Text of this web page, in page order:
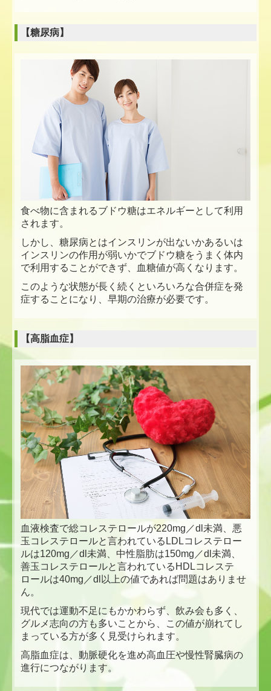
【糖尿病】
食べ物に含まれるブドウ糖はエネルギーとして利用
されます。
しかし、糖尿病とはインスリンが出ないかあるいは
インスリンの作用が弱いかでブドウ糖をうまく体内
で利用することができず、血糖値が高くなります。
このような状態が長く続くといろいろな合併症を発
症することになり、早期の治療が必要です。
【高脂血症】
血液検査で総コレステロールが220mg／dl未満、悪
玉コレステロールと言われているLDLコレステロー
ルは120mg／dl未満、中性脂肪は150mg／dl未満、
善玉コレステロールと言われているHDLコレステ
ロールは40mg／dl以上の値であれば問題はありませ
ん。
現代では運動不足にもかかわらず、飲み会も多く、
グルメ志向の方も多いことから、この値が崩れてし
まっている方が多く見受けられます。
高脂血症は、動脈硬化を進め高血圧や慢性腎臓病の
進行につながります。